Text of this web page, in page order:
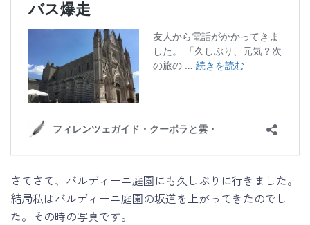
さてさて、バルディーニ庭園にも久しぶりに行きました。
結局私はバルディーニ庭園の坂道を上がってきたのでし
た。その時の写真です。